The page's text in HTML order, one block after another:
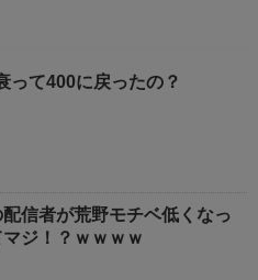
って400に戻ったの？
配信者が荒野モチベ低くなっ
ジ！？ｗｗｗｗ